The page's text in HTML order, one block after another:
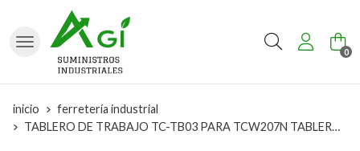
Buscar 0
inicio
ferretería industrial
TABLERO DE TRABAJO TC-TB03 PARA TCW207N TABLERO PARA CAJONERA MOVIL 37' REF.: 151360211